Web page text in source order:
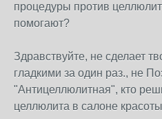
процедуры против
помогают?
Здравствуйте, не сделает
гладкими за один раз., не
"Антицеллюлитная", кто
целлюлита в салоне